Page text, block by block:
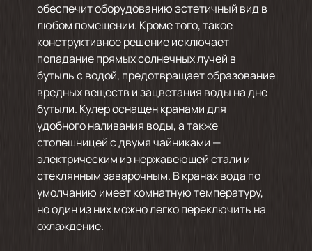
обеспечит оборудованию эстетичный вид в
любом помещении. Кроме того, такое
конструктивное решение исключает
попадание прямых солнечных лучей в
бутыль с водой, предотвращает образование
вредных веществ и зацветания воды на дне
бутыли. Кулер оснащен кранами для
удобного наливания воды, а также
столешницей с двумя чайниками —
электрическим из нержавеющей стали и
стеклянным заварочным. В кранах вода по
умолчанию имеет комнатную температуру,
но один из них можно легко переключить на
охлаждение.